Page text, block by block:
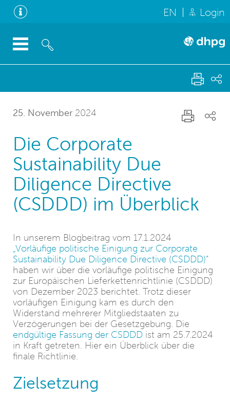
EN Login
25. November 2024
Die Corporate
Sustainability Due
Diligence Directive
(CSDDD) im Überblick
In unserem Blogbeitrag vom 17.1.2024
„Vorläufige politische Einigung zur Corporate
Sustainability Due Diligence Directive (CSDDD)“
haben wir über die vorläufige politische Einigung
zur Europäischen Lieferkettenrichtlinie (CSDDD)
von Dezember 2023 berichtet. Trotz dieser
vorläufigen Einigung kam es durch den
Widerstand mehrerer Mitgliedstaaten zu
Verzögerungen bei der Gesetzgebung. Die
endgültige Fassung der CSDDD ist am 25.7.2024
in Kraft getreten. Hier ein Überblick über die
finale Richtlinie.
Zielsetzung